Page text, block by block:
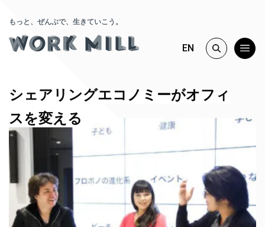
もっと、ぜんぶで、生きていこう。
EN
シェアリングエコノミーがオフィ
スを変える